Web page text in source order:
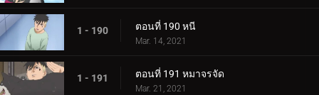
1 - 190 ตอนที่ 190 หนี
Mar. 14, 2021
1 - 191 ตอนที่ 191 หมาจรจัด
Mar. 21, 2021